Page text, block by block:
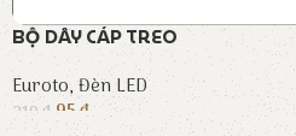
BỘ DÂY CÁP TREO
Euroto,Đèn LED
210₫ 95₫